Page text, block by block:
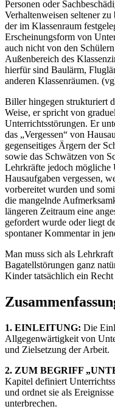
Personen oder
Verhaltenweisen seltener
der im Klassenraum
Erscheinungsform von
auch nicht von den
Außenbereich des
hierfür sind Baulärm,
anderen Klassenräumen.
Biller hingegen strukturiert
Weise, er spricht von
Unterrichtsstörungen. Er
das „Vergessen“ von
gegenseitiges Ärgern der
sowie das Schwätzen von
Lehrkräfte jedoch mögliche
Hausaufgaben vergessen,
vorbereitet wurden und
die mangelnde
längeren Zeitraum eine
gefordert wurde oder liegt
spontaner Kommentar in
Man muss sich als Lehrkraft
Bagatellstörungen ganz
Kinder tatsächlich ein
1. EINLEITUNG: Die
Allgegenwärtigkeit von
und Zielsetzung der Arbeit.
2. ZUM BEGRIFF
Kapitel definiert
und ordnet sie als
unterbrechen.